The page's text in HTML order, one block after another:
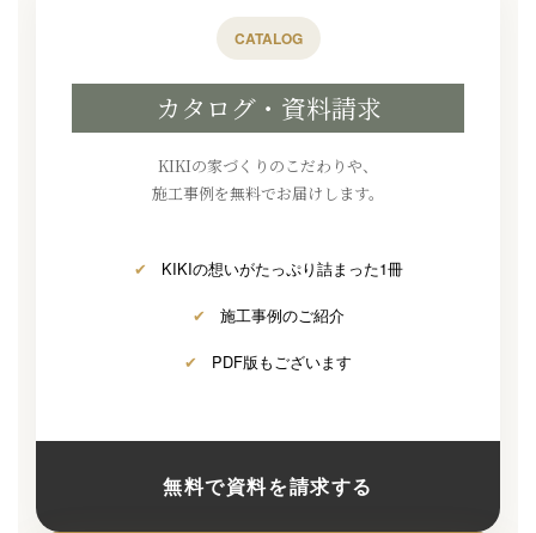
CATALOG
カタログ・資料請求
KIKIの家づくりのこだわりや、
施工事例を無料でお届けします。
✔ KIKIの想いがたっぷり詰まった1冊
✔ 施工事例のご紹介
✔ PDF版もございます
無料で資料を請求する